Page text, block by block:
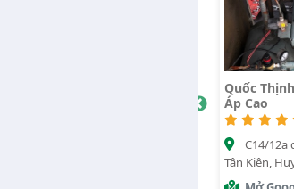
Quốc Thịnh ( Máy Nén Khí Piston)
1956
C14/12a ql1a tân kiên bình chánh, Xã
Tân Kiên, Huyện Bình Chánh, Thành phố